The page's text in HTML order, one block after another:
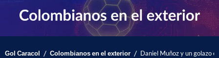
Gol Caracol / Colombianos en el exterior / Daniel Muñoz y un golazo